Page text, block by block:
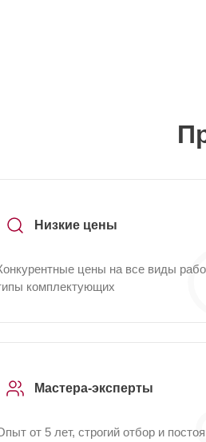
Низкие цены
цены на все виды
комплектующих
Мастера-эксперты
от 5 лет, строгий отбор и